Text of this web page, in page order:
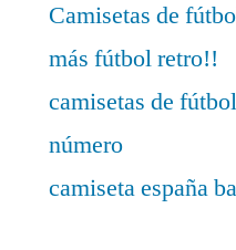
Camisetas de
más fútbol retro!!
camisetas de
número
camiseta españa